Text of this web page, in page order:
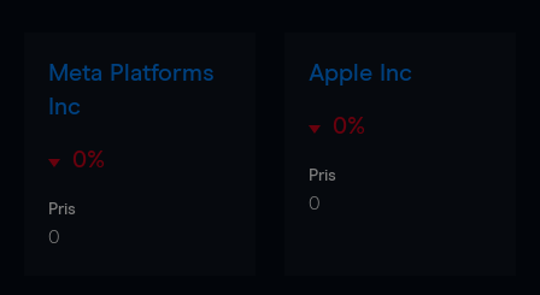
Meta Platforms
Inc
0%
Pris
0
Apple Inc
0%
Pris
0